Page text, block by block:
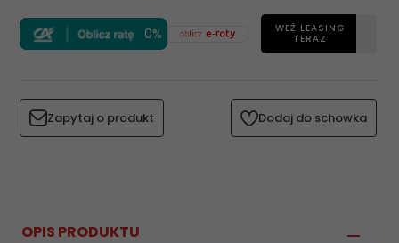
0%
WEŹ LEASING
TERAZ
Zapytaj o produkt Dodaj do schowka
OPIS PRODUKTU